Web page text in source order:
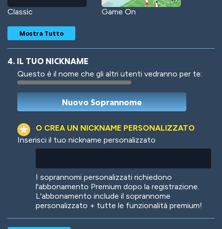
Classic Game On
Woof Jungle Cats
Mostra Tutto
4. IL TUO NICKNAME
Questo è il nome che gli altri utenti vedranno per te:
O CREA UN NICKNAME PERSONALIZZATO
Inserisci il tuo nickname personalizzato
I soprannomi personalizzati richiedono
l'abbonamento Premium dopo la registrazione.
L'abbonamento include il soprannome
personalizzato + tutte le funzionalità premium!